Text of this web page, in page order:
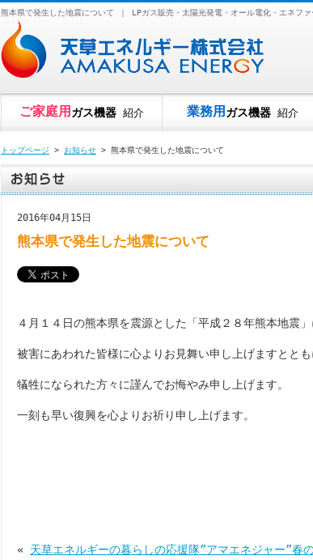
熊本県で発生した地震について ｜ LPガス販売・太陽光発電・オール電化・エネフ
ご家庭用 ガス機器 紹介 業務用 ガス機器 紹介
トップページ > お知らせ > 熊本県で発生した地震について
2016年04月15日
熊本県で発生した地震について
４月１４日の熊本県を震源とした「平成２８年熊本地震」
被害にあわれた皆様に心よりお見舞い申し上げますととも
犠牲になられた方々に謹んでお悔やみ申し上げます。
一刻も早い復興を心よりお祈り申し上げます。
« 天草エネルギーの暮らしの応援隊”アマエネジャー”春